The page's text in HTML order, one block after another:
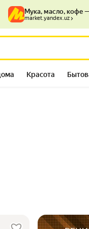
Красота
Мука, масло, кофе
market.yandex.uz